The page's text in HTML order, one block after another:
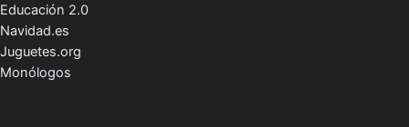
Educación 2.0
Navidad.es
Juguetes.org
Monólogos